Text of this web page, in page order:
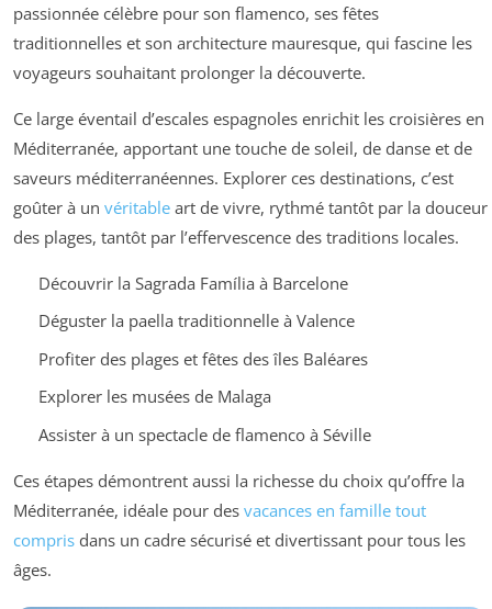
passionnée célèbre pour son flamenco, ses fêtes
traditionnelles et son architecture mauresque, qui fascine les
voyageurs souhaitant prolonger la découverte.
Ce large éventail d’escales espagnoles enrichit les croisières en
Méditerranée, apportant une touche de soleil, de danse et de
saveurs méditerranéennes. Explorer ces destinations, c’est
goûter à un véritable art de vivre, rythmé tantôt par la douceur
des plages, tantôt par l’effervescence des traditions locales.
Découvrir la Sagrada Família à Barcelone
Déguster la paella traditionnelle à Valence
Profiter des plages et fêtes des îles Baléares
Explorer les musées de Malaga
Assister à un spectacle de flamenco à Séville
Ces étapes démontrent aussi la richesse du choix qu’offre la
Méditerranée, idéale pour des vacances en famille tout
compris dans un cadre sécurisé et divertissant pour tous les
âges.